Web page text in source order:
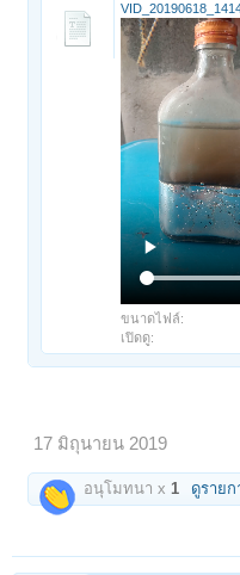
ขนาดไฟล์:
เปิดดู:
17 มิถุนายน 2019
อนุโมทนา x1 ดูรายก